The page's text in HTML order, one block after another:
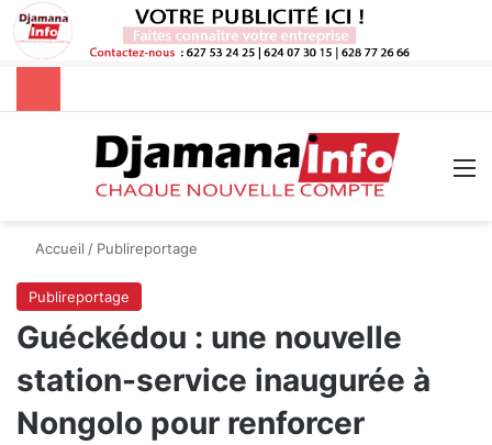
Rechercher
Accueil / Publireportage
Publireportage
Guéckédou : une nouvelle
station-service inaugurée à
Nongolo pour renforcer